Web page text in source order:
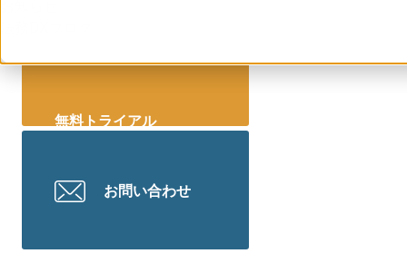
無料トライアル
お問い合わせ